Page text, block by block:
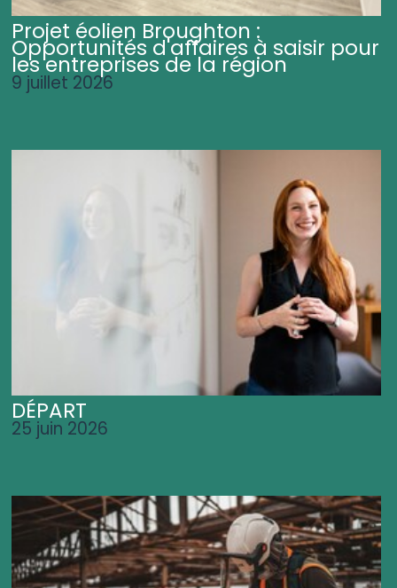
Projet éolien Broughton :
Opportunités d'affaires à saisir pour
les entreprises de la région
9 juillet 2026
DÉPART
25 juin 2026